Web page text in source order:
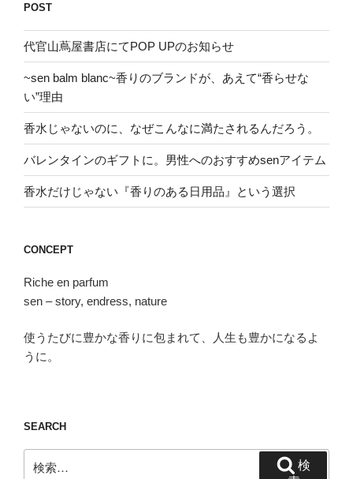
POST
代官山蔦屋書店にてPOP UPのお知らせ
~sen balm blanc~香りのブランドが、あえて“香らせな
い”理由
香水じゃないのに、なぜこんなに満たされるんだろう。
バレンタインのギフトに。男性へのおすすめsenアイテム
香水だけじゃない『香りのある日用品』という選択
CONCEPT
Riche en parfum
sen – story, endress, nature
使うたびに豊かな香りに包まれて、人生も豊かになるよ
うに。
SEARCH